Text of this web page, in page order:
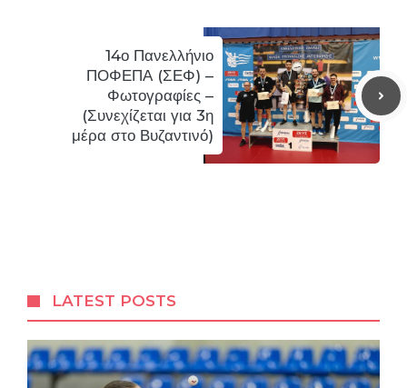
14ο Πανελλήνιο
ΠΟΦΕΠΑ (ΣΕΦ) –
Φωτογραφίες –
(Συνεχίζεται για 3η
μέρα στο Βυζαντινό)
LATEST POSTS